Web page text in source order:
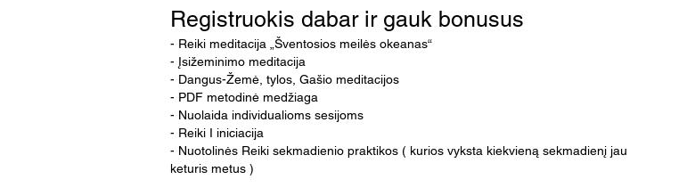
Registruokis dabar ir gauk bonusus
- Reiki meditacija „Šventosios meilės okeanas“
- Įsižeminimo meditacija
- Dangus-Žemė, tylos, Gašio meditacijos
- PDF metodinė medžiaga
- Nuolaida individualioms sesijoms
- Reiki I iniciacija
- Nuotolinės Reiki sekmadienio praktikos ( kurios vyksta kiekvieną sekmadienį jau
keturis metus )